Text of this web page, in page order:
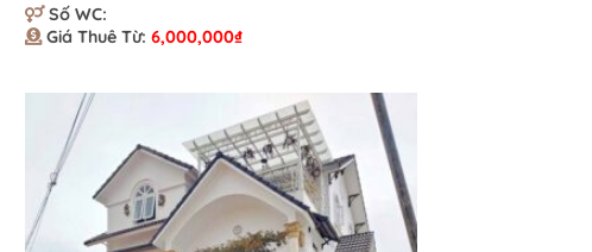
Số WC:
Giá Thuê Từ: 6,000,000₫